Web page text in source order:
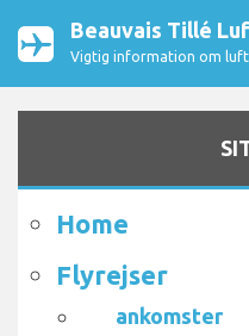
Beauvais Tillé
Vigtig information om
Home
Flyrejser
ankomster